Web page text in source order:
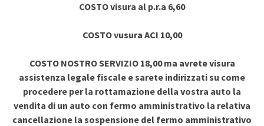
COSTO visura al p.r.a 6,60
COSTO vusura ACI 10,00
COSTO NOSTRO SERVIZIO 18,00 ma avrete visura
assistenza legale fiscale e sarete indirizzati su come
procedere per la rottamazione della vostra auto la
vendita di un auto con fermo amministrativo la relativa
cancellazione la sospensione del fermo amministrativo